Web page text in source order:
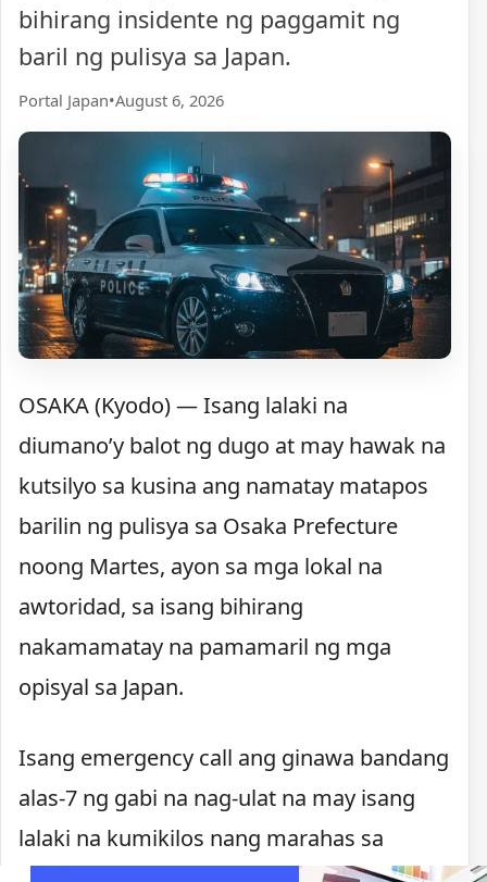
bihirang insidente ng paggamit ng
baril ng pulisya sa Japan.
Portal Japan•August 6, 2026
OSAKA (Kyodo) — Isang lalaki na
diumano’y balot ng dugo at may hawak na
kutsilyo sa kusina ang namatay matapos
barilin ng pulisya sa Osaka Prefecture
noong Martes, ayon sa mga lokal na
awtoridad, sa isang bihirang
nakamamatay na pamamaril ng mga
opisyal sa Japan.
Isang emergency call ang ginawa bandang
alas-7 ng gabi na nag-ulat na may isang
lalaki na kumikilos nang marahas sa